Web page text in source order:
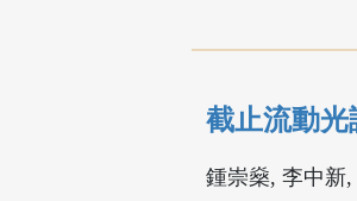
截止流動光
鍾崇燊, 李中新,